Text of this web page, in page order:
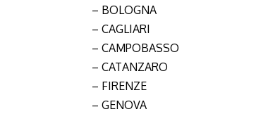
– BOLOGNA
– CAGLIARI
– CAMPOBASSO
– CATANZARO
– FIRENZE
– GENOVA